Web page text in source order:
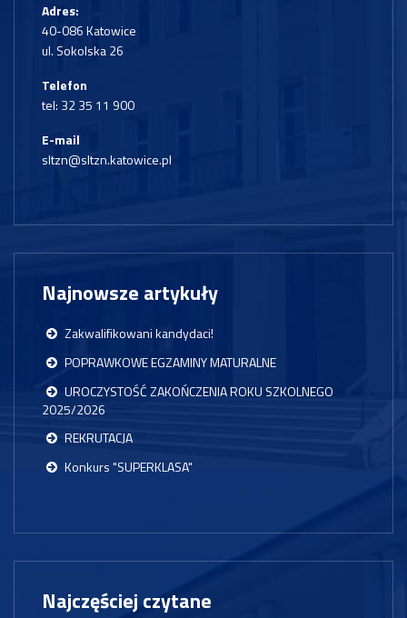
Adres:
40-086 Katowice
ul. Sokolska 26
Telefon
tel: 32 35 11 900
E-mail
sltzn@sltzn.katowice.pl
Najnowsze artykuły
Zakwalifikowani kandydaci!
POPRAWKOWE EGZAMINY MATURALNE
UROCZYSTOŚĆ ZAKOŃCZENIA ROKU SZKOLNEGO
2025/2026
REKRUTACJA
Konkurs "SUPERKLASA"
Najczęściej czytane